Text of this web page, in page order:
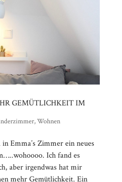
GEMÜTLICHKEIT IM
,Wohnen
Emma’s Zimmer ein neues
Ich fand es
aber irgendwas hat mir
mehr Gemütlichkeit. Ein